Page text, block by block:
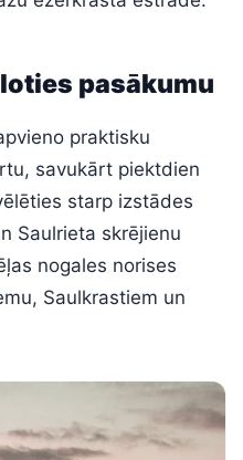
pasākumu
praktisku
savukārt piektdien
starp izstādes
Saulrieta skrējienu
nogales norises
Saulkrastiem un